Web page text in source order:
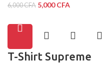
6,000CFA 5,000CFA
T-Shirt Supreme